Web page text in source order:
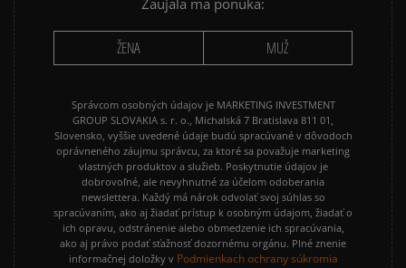
Zaujala ma ponuka:
ŽENA MUŽ
Správcom osobných údajov je MARKETING INVESTMENT
GROUP SLOVAKIA s. r. o., Michalská 7 Bratislava 811 01,
Slovensko, vyššie uvedené údaje budú spracúvané v dôvodoch
oprávneného záujmu správcu, za ktoré sa považuje marketing
vlastných produktov a služieb. Poskytnutie údajov je
dobrovoľné, ale nevyhnutné za účelom odoberania
newslettera. Každý má nárok odvolať svoj súhlas so
spracúvaním, ako aj žiadať prístup k osobným údajom, žiadať o
ich opravu, odstránenie alebo obmedzenie ich spracúvania,
ako aj právo podať sťažnosť dozornému orgánu. Plné znenie
informačnej doložky v Podmienkach ochrany súkromia